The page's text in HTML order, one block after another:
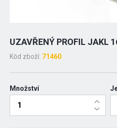
UZAVŘENÝ PROFIL JAKL
Kód zboží: 71460
Množství